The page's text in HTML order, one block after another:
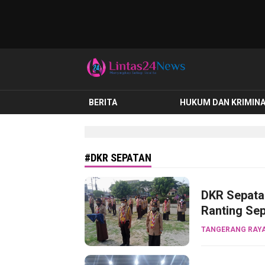
lintas24news.com
Menyingkap Setiap Realita
BERITA HUKUM DAN
#DKR SEPATAN
DKR
Ranting
TANGERANG